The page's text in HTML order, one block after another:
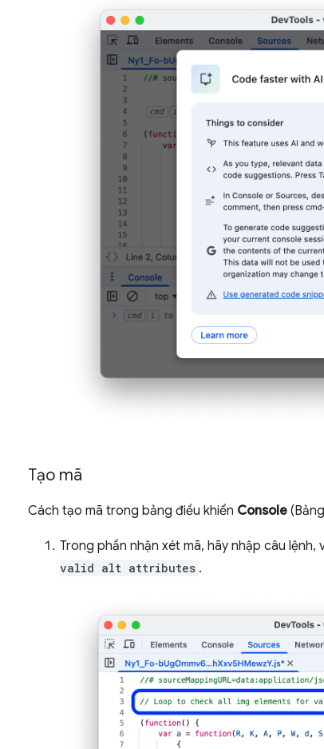
Tạo mã
Cách tạo mã trong bảng điều khiển Console
Trong phần nhận xét mã, hãy nhập câu lệnh,
valid alt attributes .